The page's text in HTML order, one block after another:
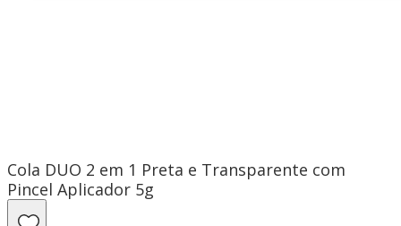
Cola DUO 2 em 1 Preta e Transparente com
Pincel Aplicador 5g